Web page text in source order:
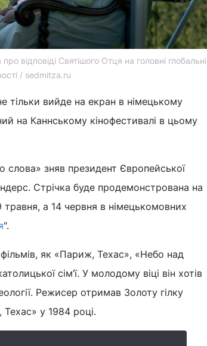
відповіді Святішого Отця на головні глобальні
/ sedmitza.ru
вийде на екран в німецькому
на Каннському кінофестивалі в цьому
зняв президент Європейської
Стрічка буде продемонстрована на
а 14 червня в німецькомовних
".
як «Париж, Техас», «Небо над
сім’ї. У молодому віці він хотів
Режисер отримав Золоту гілку
у 1984 році.